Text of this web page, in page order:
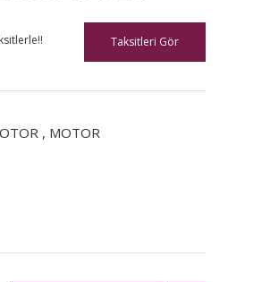
Taksitleri Gör
, MOTOR